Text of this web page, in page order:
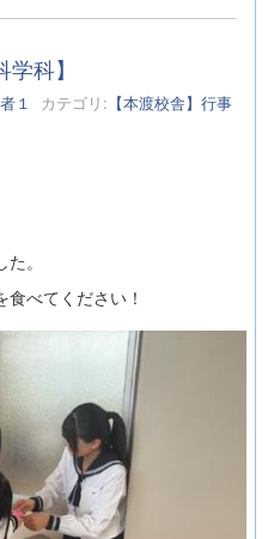
科】
１ カテゴリ: 【本渡校舎】行事
。
べてください！